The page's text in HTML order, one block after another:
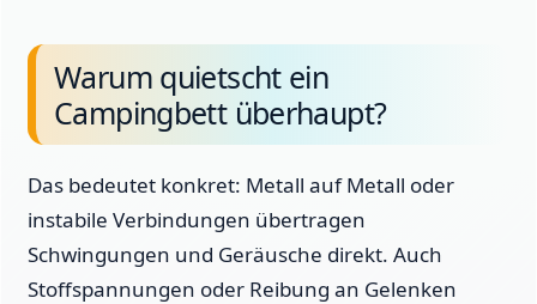
Warum quietscht ein
Campingbett überhaupt?
Das bedeutet konkret: Metall auf Metall oder
instabile Verbindungen übertragen
Schwingungen und Geräusche direkt. Auch
Stoffspannungen oder Reibung an Gelenken